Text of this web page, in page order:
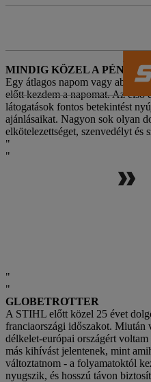
MINDIG KÖZEL A
Egy átlagos napom vagy abból
előtt kezdem a napomat. Az első
látogatások fontos betekintést
ajánlásaikat. Nagyon sok olyan
elkötelezettséget, szenvedélyt
GLOBETROTTER
A STIHL előtt közel 25 évet
franciaországi időszakot. Miután
délkelet-európai országért
más kihívást jelentenek, mint
változtatnom - a folyamatoktól
nyugszik, és hosszú távon